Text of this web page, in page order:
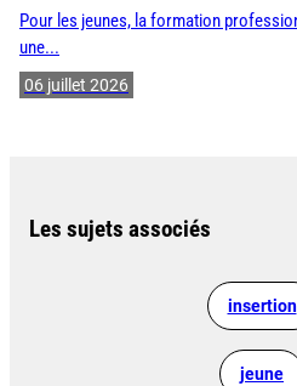
Pour les jeunes, la formation
une...
06 juillet 2026
Les sujets associés
insertion
jeune